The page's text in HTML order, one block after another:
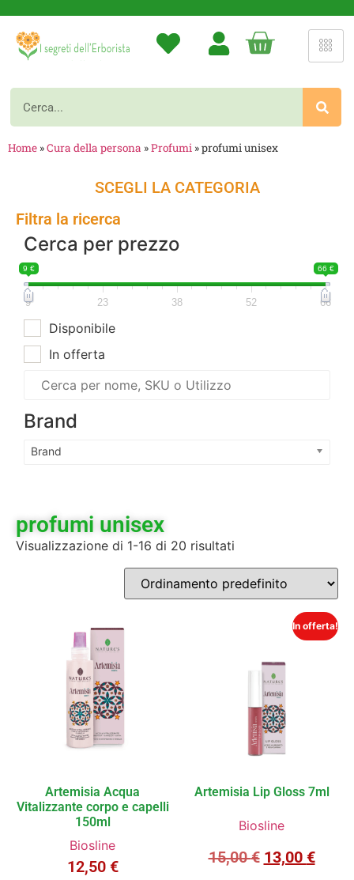
Home »Cura della persona »Profumi »profumi unisex
SCEGLI LA CATEGORIA
Filtra la ricerca
Cerca per prezzo
9 € 66 €
9 23 38 52 66
Disponibile
In offerta
Brand
Brand
profumi unisex
Visualizzazione di 1-16 di 20 risultati
Artemisia Acqua
Vitalizzante corpo e capelli
150ml
Biosline
12,50 €
In offerta!
Artemisia Lip Gloss 7ml
Biosline
15,00€ 13,00 €